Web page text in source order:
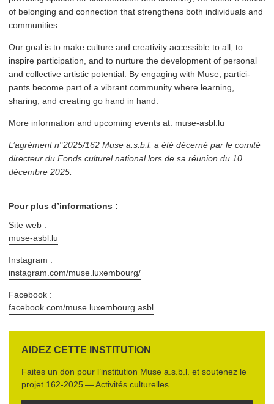
of belonging and connection that strengthens both individuals and
communities.
Our goal is to make culture and creativity accessible to all, to
inspire par­tic­i­pa­tion, and to nurture the development of personal
and collective artistic potential. By engaging with Muse, par­tic­i­
pants become part of a vibrant community where learning,
sharing, and creating go hand in hand.
More information and upcoming events at: muse​-asbl​.lu
L’agrément n°2025/162 Muse a.s.b.l. a été décerné par le comité
directeur du Fonds culturel national lors de sa réunion du 10
décembre 2025.
Pour plus d’informations :
Site web :
muse​-asbl​.lu
Instagram :
instagram​.com/​m​u​s​e​.​l​u​x​e​m​b​ourg/
Facebook :
facebook​.com/​m​u​s​e​.​l​u​x​e​m​b​o​u​r​g​.asbl
AIDEZ CETTE INSTITUTION
Faites un don pour l’institution Muse a.s.b.l. et soutenez le
projet 162‑2025 — Activités culturelles.